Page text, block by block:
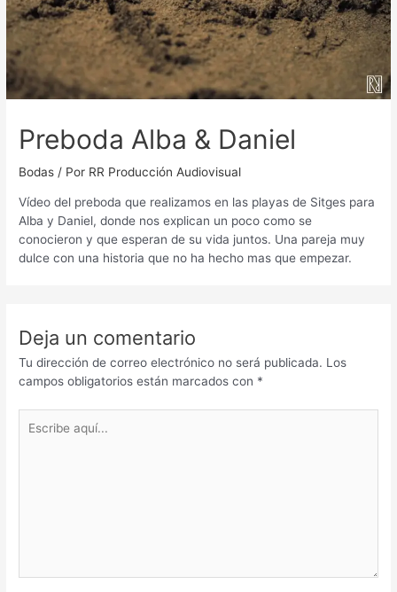
Preboda Alba & Daniel
Bodas / Por RR Producción Audiovisual
Vídeo del preboda que realizamos en las playas de Sitges para
Alba y Daniel, donde nos explican un poco como se
conocieron y que esperan de su vida juntos. Una pareja muy
dulce con una historia que no ha hecho mas que empezar.
Deja un comentario
Tu dirección de correo electrónico no será publicada. Los
campos obligatorios están marcados con *